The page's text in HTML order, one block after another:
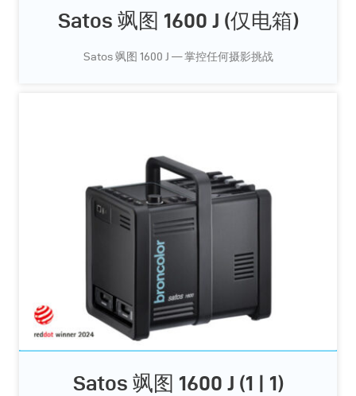
Satos 飒图 1600 J (仅电箱)
Satos 飒图 1600 J — 掌控任何摄影挑战
Satos 飒图 1600 J (1 | 1)